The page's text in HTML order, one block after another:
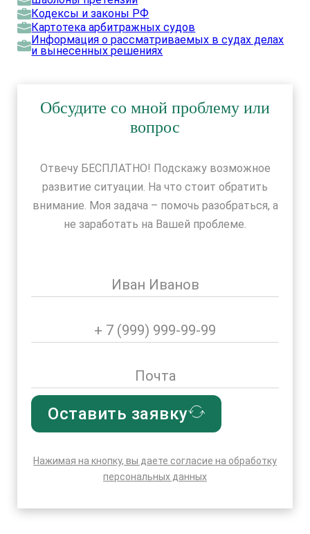
Кодексы и законы РФ
Картотека арбитражных судов
Информация о рассматриваемых в судах делах
и вынесенных решениях
Обсудите со мной проблему или
вопрос
Отвечу БЕСПЛАТНО! Подскажу возможное
развитие ситуации. На что стоит обратить
внимание. Моя задача – помочь разобраться, а
не заработать на Вашей проблеме.
Оставить заявку
Нажимая на кнопку, вы даете согласие на обработку
персональных данных